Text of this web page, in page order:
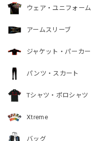
ウェア・ユニフォーム
アームスリーブ
ジャケット・パーカー
パンツ・スカート
Tシャツ・ポロシャツ
Xtreme
バッグ